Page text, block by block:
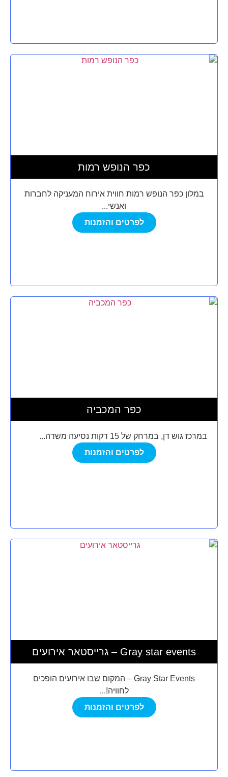
כפר הנופש רמות
במלון כפר הנופש רמות חווית אירוח המעניקה לחברות
ואנשי...
לפרטים והזמנות
כפר המכביה
במרכז גוש דן, במרחק של 15 דקות נסיעה משדה...
לפרטים והזמנות
גרייסטאר אירועים – Gray star events
Gray Star Events – המקום שבו אירועים הופכים
לחוויה!...
לפרטים והזמנות